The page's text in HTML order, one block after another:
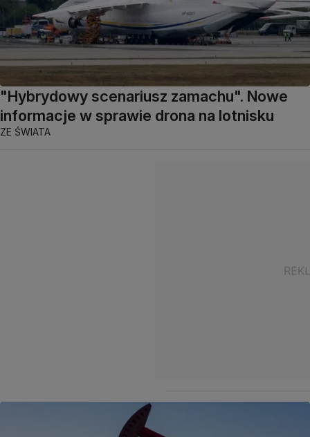
"Hybrydowy scenariusz zamachu". Nowe
informacje w sprawie drona na lotnisku
ZE ŚWIATA